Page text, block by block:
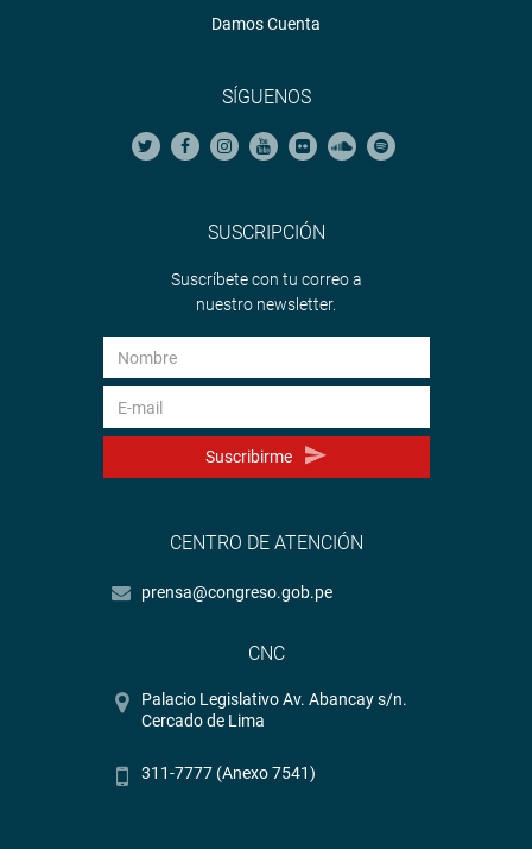
Damos Cuenta
SÍGUENOS
SUSCRIPCIÓN
Suscríbete con tu correo a
nuestro newsletter.
Suscribirme
CENTRO DE ATENCIÓN
prensa@congreso.gob.pe
CNC
Palacio Legislativo Av. Abancay s/n.
Cercado de Lima
311-7777 (Anexo 7541)